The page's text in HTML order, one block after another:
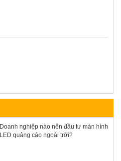
Doanh nghiệp nào nên đầu tư màn hình
LED quảng cáo ngoài trời?